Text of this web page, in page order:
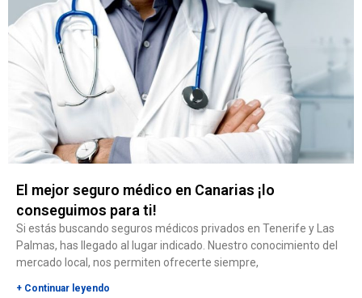
El mejor seguro médico en Canarias ¡lo
conseguimos para ti!
Si estás buscando seguros médicos privados en Tenerife y Las
Palmas, has llegado al lugar indicado. Nuestro conocimiento del
mercado local, nos permiten ofrecerte siempre,
+ Continuar leyendo